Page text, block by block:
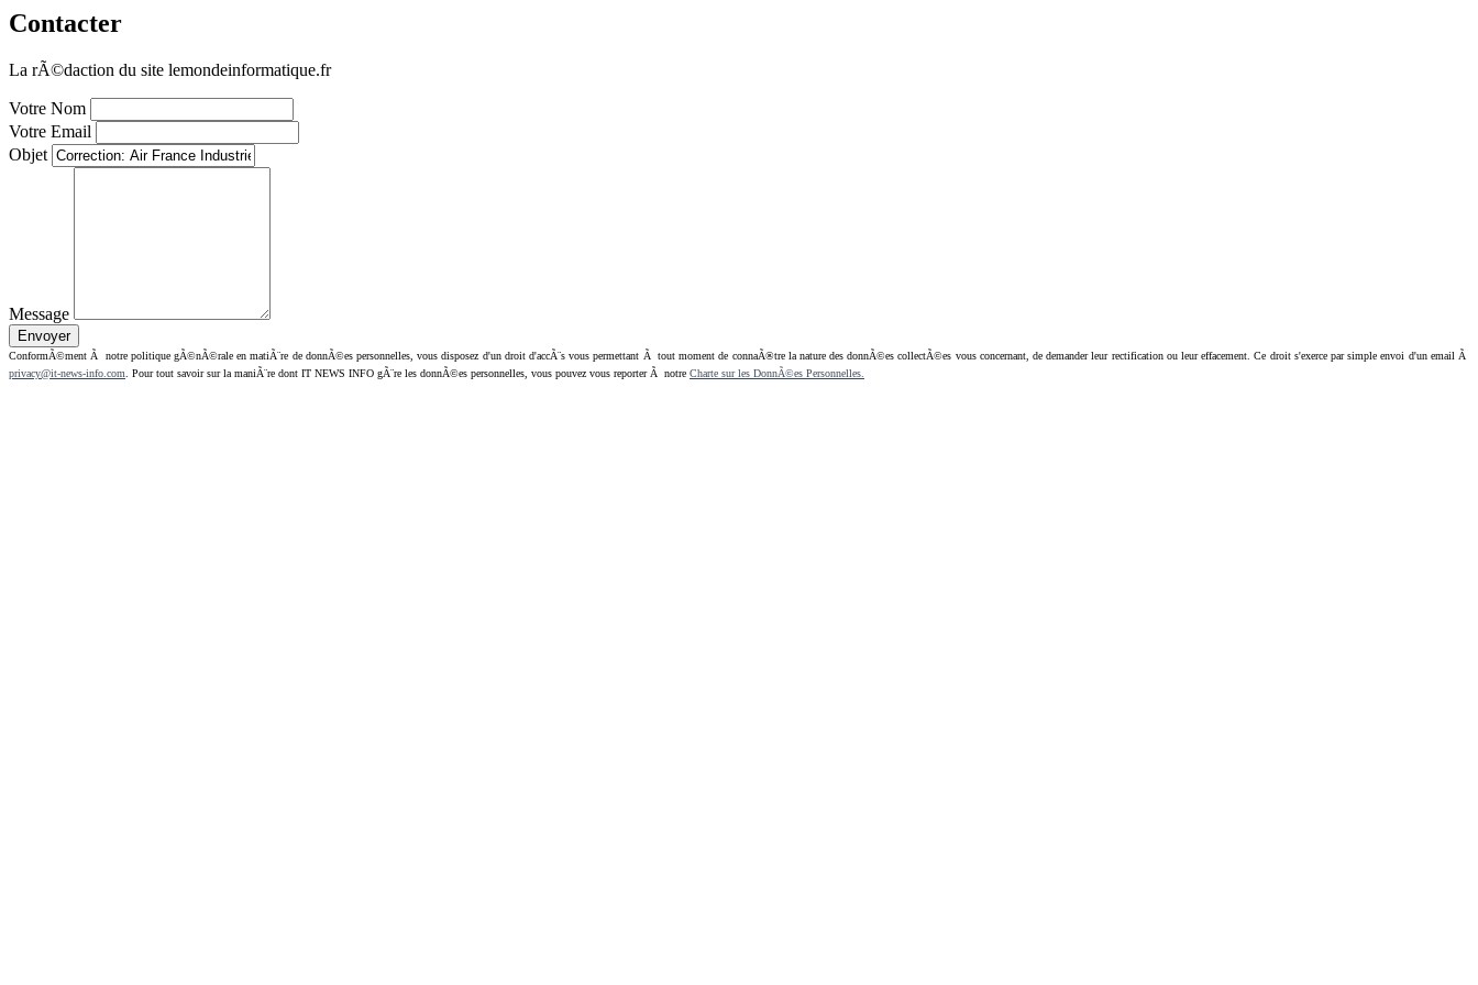
Contacter
La rÃ©daction du site lemondeinformatique.fr
Votre Nom
Votre Email
Objet
Message
ConformÃ©ment Ã notre politique gÃ©nÃ©rale en matiÃ¨re de donnÃ©es personnelles, vous disposez d'un droit d'accÃ¨s vous permettant Ã tout moment de connaÃ®tre la nature des donnÃ©es collectÃ©es vous concernant, de demander leur rectification ou leur effacement. Ce droit s'exerce par simple envoi d'un email Ã
privacy@it-news-info.com . Pour tout savoir sur la maniÃ¨re dont IT NEWS INFO gÃ¨re les donnÃ©es personnelles, vous pouvez vous reporter Ã notre Charte sur les DonnÃ©es Personnelles.